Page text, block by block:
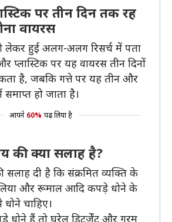
पर तीन दिन तक रह
वायरस
लेकर हुई अलग-अलग रिसर्च में पता
प्लास्टिक पर यह वायरस तीन दिनों
है, जबकि गत्ते पर यह तीन और
हो जाता है।
आपने 60% पढ़ लिया है
की क्या सलाह है?
सलाह दी है कि संक्रमित व्यक्ति के
और रूमाल आदि कपड़े धोने के
चाहिए।
धोने हैं तो घरेलू डिटर्जेंट और गरम